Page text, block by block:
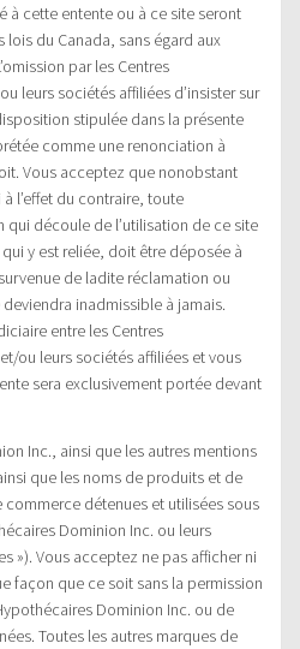
à cette entente ou à ce site seront
du Canada, sans égard aux
par les Centres
leurs sociétés affiliées d’insister sur
stipulée dans la présente
comme une renonciation à
Vous acceptez que nonobstant
l’effet du contraire, toute
qui découle de l’utilisation de ce site
y est reliée, doit être déposée à
de ladite réclamation ou
inadmissible à jamais.
entre les Centres
ou leurs sociétés affiliées et vous
sera exclusivement portée devant
Inc., ainsi que les autres mentions
que les noms de produits et de
détenues et utilisées sous
Dominion Inc. ou leurs
»). Vous acceptez ne pas afficher ni
façon que ce soit sans la permission
Dominion Inc. ou de
Toutes les autres marques de